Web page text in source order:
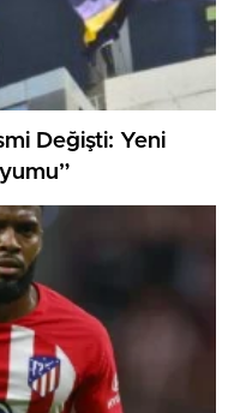
Değişti: Yeni